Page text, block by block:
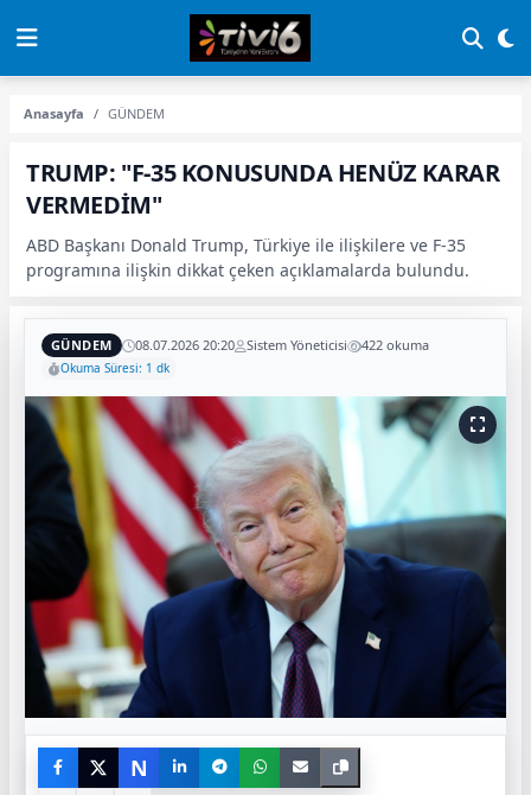
Anasayfa GÜNDEM
TRUMP: "F-35 KONUSUNDA HENÜZ KARAR
VERMEDİM"
ABD Başkanı Donald Trump, Türkiye ile ilişkilere ve F-35
programına ilişkin dikkat çeken açıklamalarda bulundu.
GÜNDEM 08.07.2026 20:20 Sistem Yöneticisi 422 okuma
Okuma Süresi: 1 dk
N